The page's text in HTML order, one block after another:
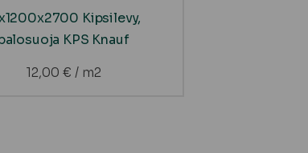
Kipsilevy,
KPS Knauf
12,00 € / m2